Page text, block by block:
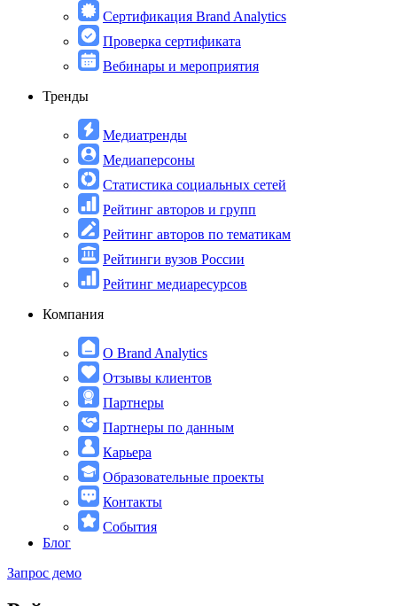
Сертификация Brand Analytics
Проверка сертификата
Вебинары и мероприятия
Тренды
Медиатренды
Медиаперсоны
Статистика социальных сетей
Рейтинг авторов и групп
Рейтинг авторов по тематикам
Рейтинги вузов России
Рейтинг медиаресурсов
Компания
О Brand Analytics
Отзывы клиентов
Партнеры
Партнеры по данным
Карьера
Образовательные проекты
Контакты
События
Блог
Запрос демо